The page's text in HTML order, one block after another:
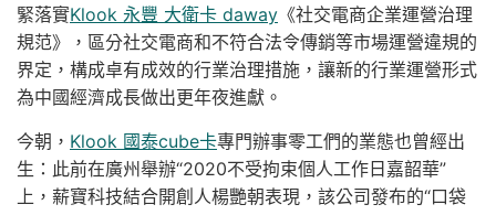
緊落實Klook 永豐 大衛卡 daway 《社交電商企業運營治理
規范》，區分社交電商和不符合法令傳銷等市場運營違規的
界定，構成卓有成效的行業治理措施，讓新的行業運營形式
為中國經濟成長做出更年夜進獻。
今朝， Klook 國泰cube卡專門辦事零工們的業態也曾經出
生：此前在廣州舉辦“2020不受拘束個人工作日嘉韶華”
上，薪寶科技結合開創人楊艷朝表現，該公司發布的“口袋